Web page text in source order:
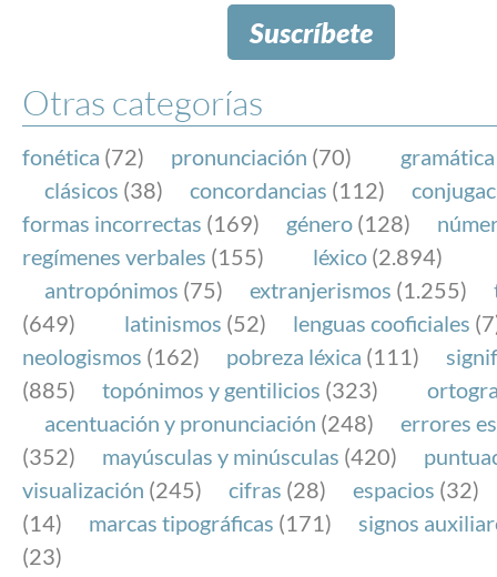
Suscríbete
Otras categorías
fonética (72) pronunciación (70) gramática
clásicos (38) concordancias (112)
formas incorrectas (169) género (128)
regímenes verbales (155) léxico (2.894)
antropónimos (75) extranjerismos (1.255)
(649)
latinismos (52) lenguas cooficiales
neologismos (162) pobreza léxica (111)
(885)
topónimos y gentilicios (323)
acentuación y pronunciación (248)
errores
(352)
mayúsculas y minúsculas (420)
visualización (245) cifras (28) espacios (32)
(14)
marcas tipográficas (171)
signos
(23)